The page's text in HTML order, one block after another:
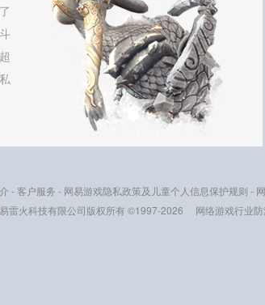
-客户服务 - 网易游戏隐私政策及儿童个人信息保护规则 -
雷火科技有限公司版权所有 ©1997-2026
网络游戏行业